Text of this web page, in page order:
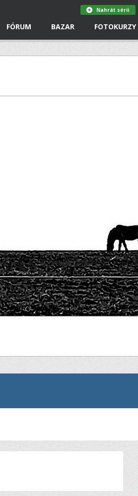
FÓRUM BAZAR FOTOKURZY
Nahrát sérii